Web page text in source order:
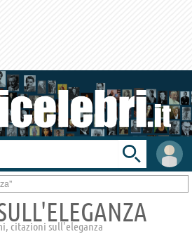
User
area
Toggle
search
bar
citazioni sull'eleganza